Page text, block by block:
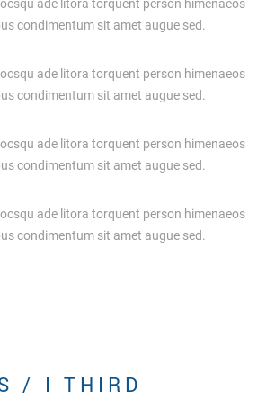
ade litora torquent person himenaeos
condimentum sit amet augue sed.
ade litora torquent person himenaeos
condimentum sit amet augue sed.
ade litora torquent person himenaeos
condimentum sit amet augue sed.
ade litora torquent person himenaeos
condimentum sit amet augue sed.
/ I T H I R D